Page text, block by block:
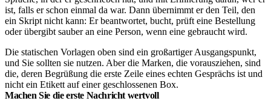
ist, falls er schon einmal da war. Dann übernimmt er den Teil, den
ein Skript nicht kann: Er beantwortet, bucht, prüft eine Bestellung
oder übergibt sauber an eine Person, wenn eine gebraucht wird.
Die statischen Vorlagen oben sind ein großartiger Ausgangspunkt,
und Sie sollten sie nutzen. Aber die Marken, die vorausziehen, sind
die, deren Begrüßung die erste Zeile eines echten Gesprächs ist und
nicht ein Etikett auf einer geschlossenen Box.
Machen Sie die erste Nachricht wertvoll